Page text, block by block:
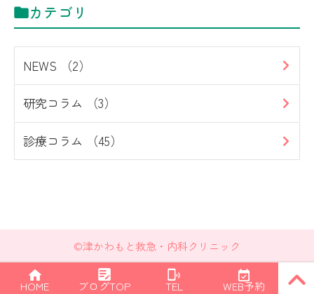
カテゴリ
NEWS （2）
研究コラム （3）
診療コラム （45）
HOME ブログTOP TEL WEB予約
PAGE
TOP
©津かわもと救急・内科クリニック